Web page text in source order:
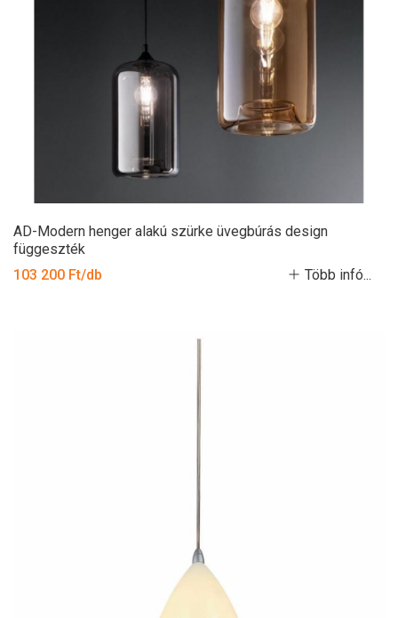
AD-Modern henger alakú szürke üvegbúrás design
függeszték
103 200 Ft/db
Több infó...